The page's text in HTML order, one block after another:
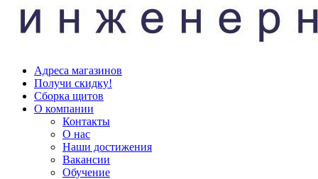
Адреса магазинов
Получи скидку!
Сборка щитов
О компании
Контакты
О нас
Наши достижения
Вакансии
Обучение